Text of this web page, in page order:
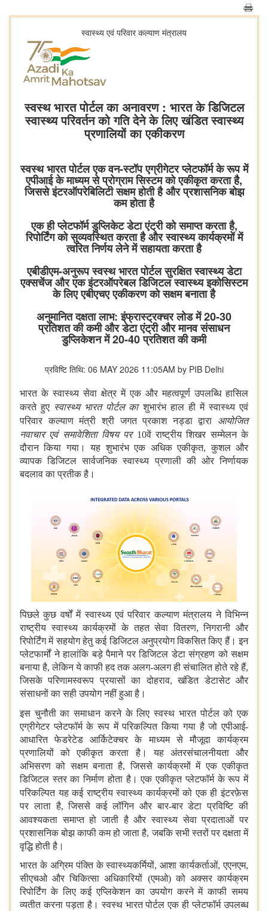
स्‍वास्‍थ्‍य एवं परिवार कल्‍याण मंत्रालय
स्वस्थ भारत पोर्टल का अनावरण : भारत के डिजिटल
स्वास्थ्य परिवर्तन को गति देने के लिए खंडित स्वास्थ्य
प्रणालियों का एकीकरण
स्वस्थ भारत पोर्टल एक वन-स्टॉप एग्रीगेटर प्लेटफॉर्म के रूप में
एपीआई के माध्यम से प्रोग्राम सिस्टम को एकीकृत करता है,
जिससे इंटरऑपरेबिलिटी सक्षम होती है और प्रशासनिक बोझ
कम होता है
एक ही प्लेटफॉर्म डुप्लिकेट डेटा एंट्री को समाप्त करता है,
रिपोर्टिंग को सुव्यवस्थित करता है और स्वास्थ्य कार्यक्रमों में
त्वरित निर्णय लेने में सहायता करता है
एबीडीएम-अनुरूप स्वस्थ भारत पोर्टल सुरक्षित स्वास्थ्य डेटा
एक्सचेंज और एक इंटरऑपरेबल डिजिटल स्वास्थ्य इकोसिस्टम
के लिए एबीएचए एकीकरण को सक्षम बनाता है
अनुमानित दक्षता लाभ: इंफ्रास्ट्रक्चर लोड में 20-30
प्रतिशत की कमी और डेटा एंट्री और मानव संसाधन
डुप्लिकेशन में 20-40 प्रतिशत की कमी
प्रविष्टि तिथि: 06 MAY 2026 11:05AM by PIB Delhi
भारत के स्वास्थ्य सेवा क्षेत्र में एक और महत्वपूर्ण उपलब्धि हासिल
करते हुए स्वास्थ्य भारत पोर्टल का शुभारंभ हाल ही में स्वास्थ्य एवं
परिवार कल्याण मंत्री श्री जगत प्रकाश नड्डा द्वारा
आयोजित
नवाचार एवं समावेशिता विषय पर 10वें राष्ट्रीय शिखर सम्मेलन के
दौरान किया गया। यह शुभारंभ एक अधिक एकीकृत, कुशल और
व्यापक डिजिटल सार्वजनिक स्वास्थ्य प्रणाली की ओर निर्णायक
बदलाव का प्रतीक है।
पिछले कुछ वर्षों में स्वास्थ्य एवं परिवार कल्याण मंत्रालय ने विभिन्न
राष्ट्रीय स्वास्थ्य कार्यक्रमों के तहत सेवा वितरण, निगरानी और
रिपोर्टिंग में सहयोग हेतु कई डिजिटल अनुप्रयोग विकसित किए हैं। इन
प्लेटफार्मों ने हालांकि बड़े पैमाने पर डिजिटल डेटा संग्रहण को सक्षम
बनाया है, लेकिन ये काफी हद तक अलग-अलग ही संचालित होते रहे हैं,
जिसके परिणामस्वरूप प्रयासों का दोहराव, खंडित डेटासेट और
संसाधनों का सही उपयोग नहीं हुआ है।
इस चुनौती का समाधान करने के लिए स्वस्थ भारत पोर्टल को एक
एग्रीगेटर प्लेटफॉर्म के रूप में परिकल्पित किया गया है जो एपीआई-
आधारित फेडरेटेड आर्किटेक्चर के माध्यम से मौजूदा कार्यक्रम
प्रणालियों को एकीकृत करता है। यह अंतरसंचालनीयता और
अभिसरण को सक्षम बनाता है, जिससे कार्यक्रमों में एक एकीकृत
डिजिटल स्तर का निर्माण होता है। एक एकीकृत प्लेटफॉर्म के रूप में
परिकल्पित यह कई राष्ट्रीय स्वास्थ्य कार्यक्रमों को एक ही इंटरफ़ेस
पर लाता है, जिससे कई लॉगिन और बार-बार डेटा प्रविष्टि की
आवश्यकता समाप्त हो जाती है और स्वास्थ्य सेवा प्रदाताओं पर
प्रशासनिक बोझ काफी कम हो जाता है, जबकि सभी स्तरों पर दक्षता में
वृद्धि होती है।
भारत के अग्रिम पंक्ति के स्वास्थ्यकर्मियों, आशा कार्यकर्ताओं, एएनएम,
सीएचओ और चिकित्सा अधिकारियों (एमओ) को अक्सर कार्यक्रम
रिपोर्टिंग के लिए कई एप्लिकेशन का उपयोग करने में काफी समय
व्यतीत करना पड़ता है। स्वस्थ भारत पोर्टल एक ही प्लेटफॉर्म उपलब्ध